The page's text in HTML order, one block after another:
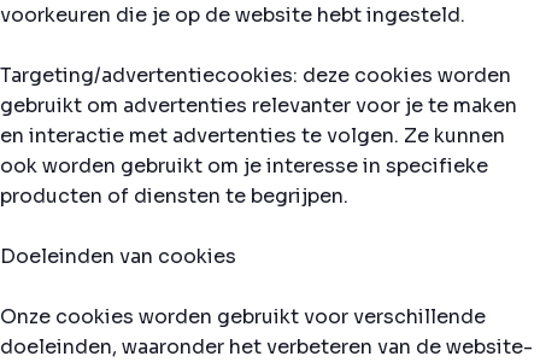
voorkeuren die je op de website hebt ingesteld.
Targeting/advertentiecookies: deze cookies worden
gebruikt om advertenties relevanter voor je te maken
en interactie met advertenties te volgen. Ze kunnen
ook worden gebruikt om je interesse in specifieke
producten of diensten te begrijpen.
Doeleinden van cookies
Onze cookies worden gebruikt voor verschillende
doeleinden, waaronder het verbeteren van de website-